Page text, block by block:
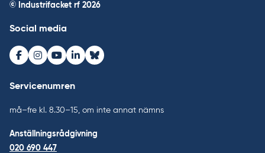
© Industrifacket rf 2026
Social media
Facebook
Instagram
Youtube
LinkedInBluesky
Servicenumren
må–fre kl. 8.30–15, om inte annat nämns
Anställningsrådgivning
020 690 447